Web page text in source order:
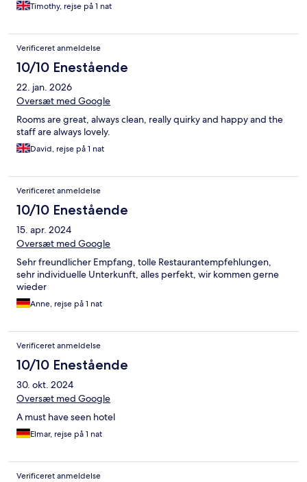
Timothy, rejse på 1 nat
Verificeret anmeldelse
10/10 Enestående
22. jan. 2026
Oversæt med Google
Rooms are great, always clean, really quirky and happy and the
staff are always lovely.
David, rejse på 1 nat
Verificeret anmeldelse
10/10 Enestående
15. apr. 2024
Oversæt med Google
Sehr freundlicher Empfang, tolle Restaurantempfehlungen,
sehr individuelle Unterkunft, alles perfekt, wir kommen gerne
wieder
Anne, rejse på 1 nat
Verificeret anmeldelse
10/10 Enestående
30. okt. 2024
Oversæt med Google
A must have seen hotel
Elmar, rejse på 1 nat
Verificeret anmeldelse